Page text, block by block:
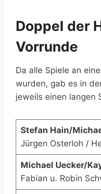
Doppel der
Vorrunde
Da alle Spiele an
wurden, gab es in
jeweils einen langen
Stefan Hain/
Jürgen Osterloh /
Michael Uecker/
Fabian u. Robin